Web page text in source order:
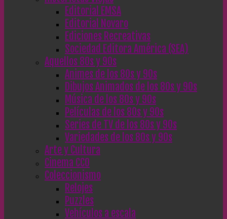
Editorial EMSA
Editorial Novaro
Ediciones Recreativas
Sociedad Editora América (SEA)
Aquellos 80s y 90s
Animes de los 80s y 90s
Dibujos Animados de los 80s y 90s
Música de los 80s y 90s
Películas de los 80s y 90s
Series de TV de los 80s y 90s
Variedades de los 80s y 90s
Arte y Cultura
Cinema CC0
Coleccionismo
Relojes
Puzzles
Vehículos a escala